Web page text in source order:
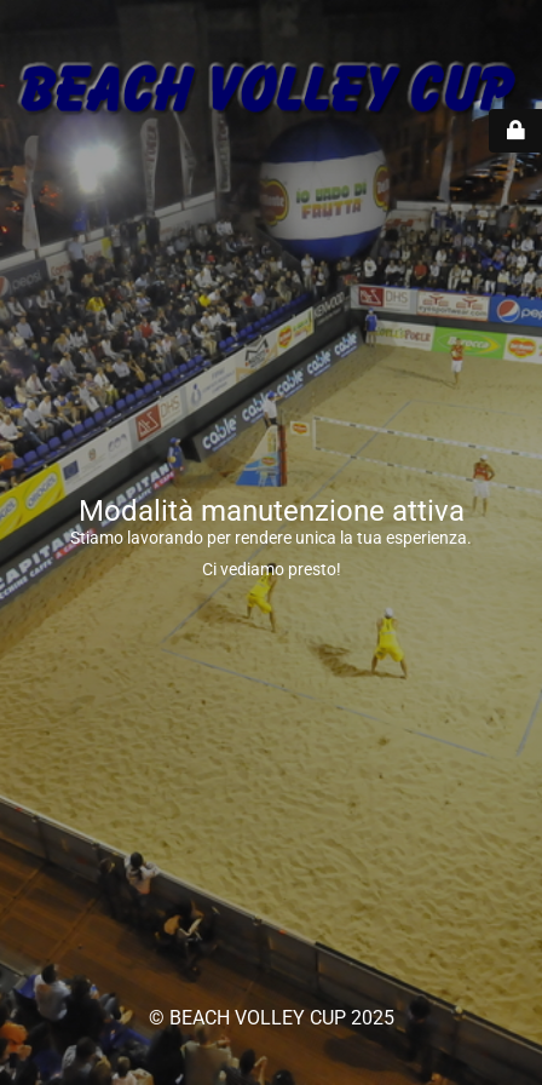
Modalità manutenzione attiva
Stiamo lavorando per rendere unica la tua esperienza.
Ci vediamo presto!
© BEACH VOLLEY CUP 2025